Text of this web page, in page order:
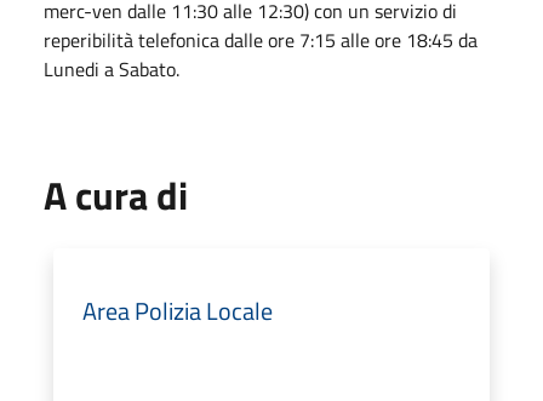
merc-ven dalle 11:30 alle 12:30) con un servizio di
reperibilità telefonica dalle ore 7:15 alle ore 18:45 da
Lunedi a Sabato.
A cura di
Area Polizia Locale